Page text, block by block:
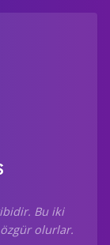
Bu iki
olurlar.